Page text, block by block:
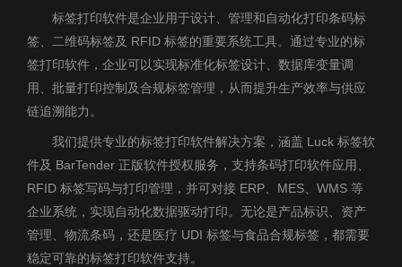
标签打印软件是企业用于设计、管理和自动化打印条码标
签、二维码标签及 RFID 标签的重要系统工具。通过专业的标
签打印软件，企业可以实现标准化标签设计、数据库变量调
用、批量打印控制及合规标签管理，从而提升生产效率与供应
链追溯能力。
我们提供专业的标签打印软件解决方案，涵盖 Luck 标签软
件及 BarTender 正版软件授权服务，支持条码打印软件应用、
RFID 标签写码与打印管理，并可对接 ERP、MES、WMS 等
企业系统，实现自动化数据驱动打印。无论是产品标识、资产
管理、物流条码，还是医疗 UDI 标签与食品合规标签，都需要
稳定可靠的标签打印软件支持。